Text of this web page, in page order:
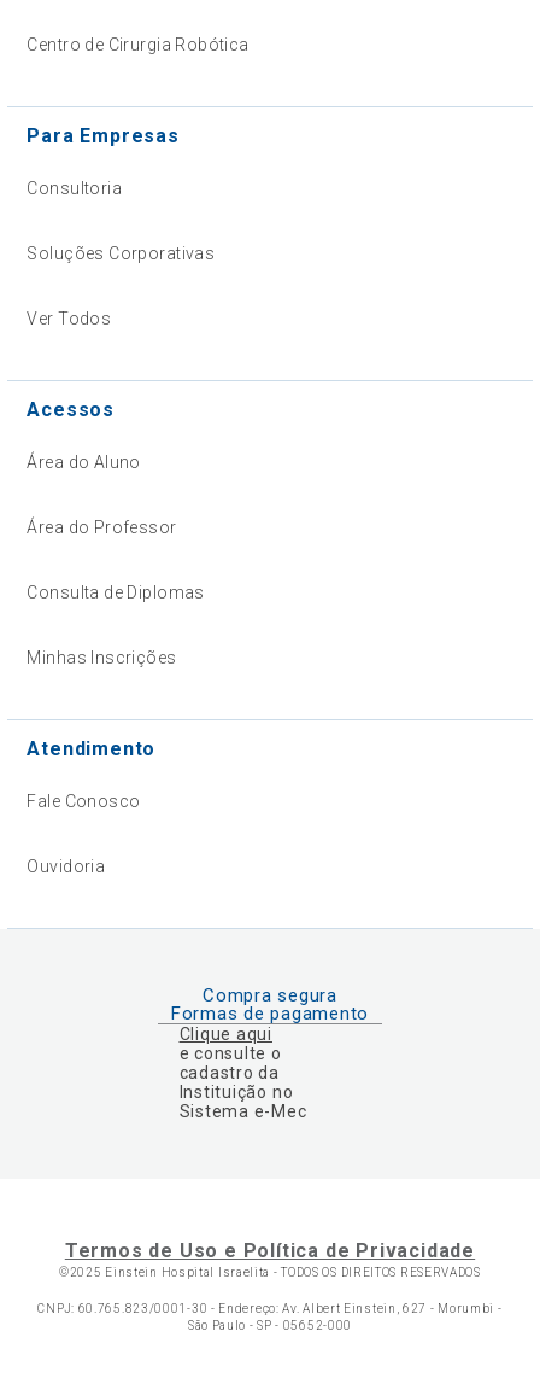
Centro de Cirurgia Robótica
Para Empresas
Consultoria
Soluções Corporativas
Ver Todos
Acessos
Área do Aluno
Área do Professor
Consulta de Diplomas
Minhas Inscrições
Atendimento
Fale Conosco
Ouvidoria
Compra segura
Formas de pagamento
Clique aqui
e consulte o
cadastro da
Instituição no
Sistema e-Mec
Termos de Uso e Política de Privacidade
©2025 Einstein Hospital Israelita -TODOS OS DIREITOS RESERVADOS
CNPJ: 60.765.823/0001-30 - Endereço: Av. Albert Einstein, 627 - Morumbi -
São Paulo - SP - 05652-000